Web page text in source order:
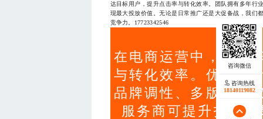
达目标用户，提升点击率与转化效率。团队拥有多年行
现最大投放价值。无论是日常推广还是大促备战，我们
竞争力。17723342546
在电商运营中，直通
与转化效率。优质设
品牌调性、多版本迭
服务商可提升投放
咨询热线
18140119082